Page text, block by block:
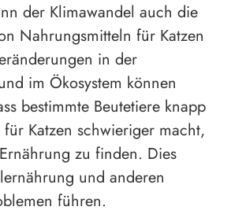
der Klimawandel auch die
Nahrungsmitteln für Katzen
in der
im Ökosystem können
bestimmte Beutetiere knapp
Katzen schwieriger macht,
zu finden. Dies
und anderen
führen.